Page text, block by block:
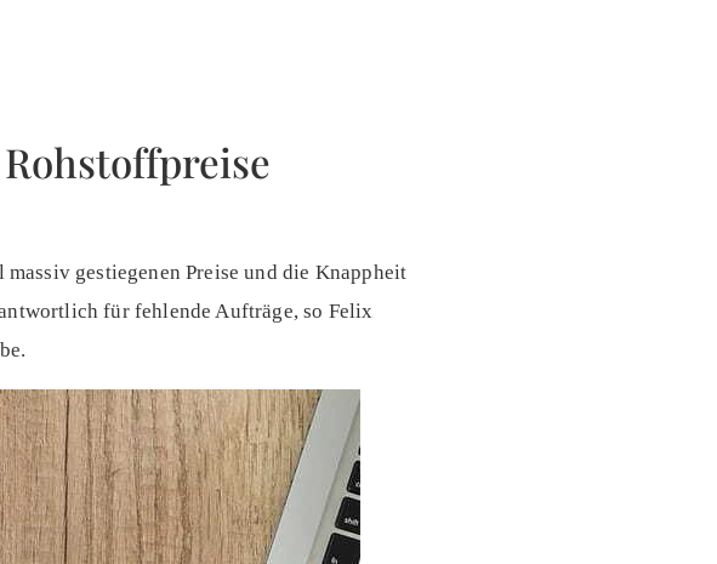
gestiegenen Preise und die Knappheit
für fehlende Aufträge, so Felix